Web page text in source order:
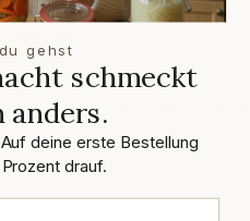
Armin D. · Trusted
„Besonders
gehst
schmeckt
anders.
deine erste Bestellung
drauf.